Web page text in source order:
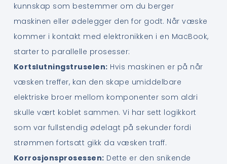
kunnskap som bestemmer om du berger
maskinen eller ødelegger den for godt. Når væske
kommer i kontakt med elektronikken i en MacBook,
starter to parallelle prosesser:
Kortslutningstruselen: Hvis maskinen er på når
væsken treffer, kan den skape umiddelbare
elektriske broer mellom komponenter som aldri
skulle vært koblet sammen. Vi har sett logikkort
som var fullstendig ødelagt på sekunder fordi
strømmen fortsatt gikk da væsken traff.
Korrosjonsprosessen: Dette er den snikende